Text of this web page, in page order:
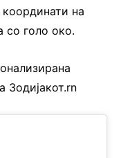
на
со голо око.
Зодијакот.rn